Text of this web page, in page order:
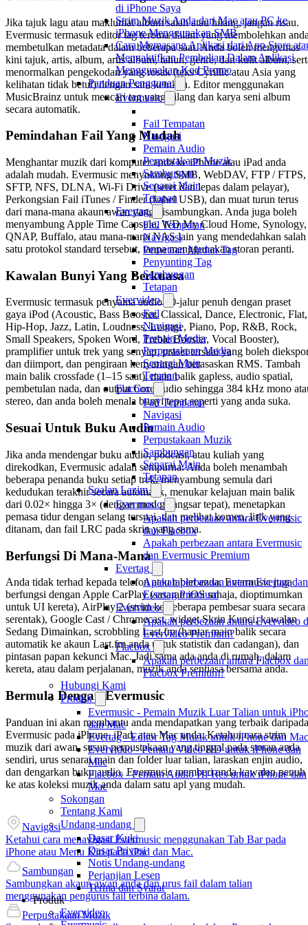
di iPhone Saya
Strim Muzik Anda dari Mac atau PC ke
iPhone Menggunakan SMB
Cara Memasang Aplikasi dari App Store
Mengaktifkan Pembelian Dalam Aplikasi
Menggunakan Kod Promo
Panduan Pengguna
Evermusic
Fail Tempatan
Navigasi
Pemain Audio
Perpustakaan Muzik
Sambungan
Senarai Main
Tetapan
Evertag
Fail Tempatan
Navigasi
Pemetaan Medan Tag
Penyunting Tag
Sambungan
Tetapan
Evervideo
Fail
Navigasi
Pemain Media
Perpustakaan Media
Senarai Main
Tetapan
Flacbox
Fail Tempatan
Navigasi
Pemain Audio
Perpustakaan Muzik
Sambungan
Senarai Main
Tetapan
Soalan Lazim
Evermusic
Apakah perbezaan antara Evermusic
dan Flacbox
Apakah perbezaan antara Evermusic
dan Evermusic Premium
Evertag
Apakah perbezaan antara Evertag dan
Evertag Premium
Evervideo
Apakah perbezaan antara Evervideo
Evervideo Premium?
Flacbox
Apakah perbezaan antara Flacbox
Flacbox Premium?
Hubungi Kami
Produk
Evermusic - Pemain Muzik Luar Talian untuk
dan Mac
Evertag - Editor Tag Muzik untuk iPhone dan Mac
Evervideo - Pemain Video HD untuk iPhone dan
Mac
Flacbox - Pemain Audio Hi-Res untuk iPhone dan
Mac
Sokongan
Tentang Kami
Undang-undang
Dasar Kuki
Dasar Privasi
Notis Undang-undang
Perjanjian Lesen
Terma dan Syarat
Produk
Evervideo
Jika tajuk lagu atau maklumat album salah atau hilang, jangan risau.
Evermusic termasuk editor tag terbina dalam yang membolehkan
membetulkan metadata dalam beberapa saat. Anda boleh mengemas
kini tajuk, artis, album, artis album, tahun, genre, dan kulit album,
menormalkan pengekodan yang rosak (teks Cyrillic atau Asia yang
kelihatan tidak betul) dengan satu ketukan. Editor menggunakan
MusicBrainz untuk mencari tag yang hilang dan karya seni album
secara automatik.
Pemindahan Fail Yang Mudah
Menghantar muzik dari komputer anda ke iPhone atau iPad anda
adalah mudah. Evermusic menyokong SMB, WebDAV, FTP / FTPS,
SFTP, NFS, DLNA, Wi-Fi Drive (seret dan lepas dalam pelayar),
Perkongsian Fail iTunes / Finder (kabel USB), dan muat turun terus
dari mana-mana akaun awan yang disambungkan. Anda juga boleh
menyambung Apple Time Capsule, WD My Cloud Home, Synology,
QNAP, Buffalo, atau mana-mana NAS lain yang mendedahkan salah
satu protokol standard tersebut, tanpa menggunakan storan peranti.
Kawalan Bunyi Yang Berkuasa
Evermusic termasuk penyama audio 10-jalur penuh dengan praset
gaya iPod (Acoustic, Bass Booster, Classical, Dance, Electronic, Flat,
Hip-Hop, Jazz, Latin, Loudness, Lounge, Piano, Pop, R&B, Rock,
Small Speakers, Spoken Word, Treble Booster, Vocal Booster),
pramplifier untuk trek yang senyap, praset tersuai yang boleh
dan diimport, dan pengiraan kenyaringan berasaskan RMS. Tambah
main balik crossfade (1–15 saat), main balik gapless, audio spatial,
pembetulan nada, dan output CoreAudio sehingga 384 kHz mono
stereo, dan anda boleh menala bunyi tepat seperti yang anda suka.
Sesuai Untuk Buku Audio
Jika anda mendengar buku audio, podcast, atau kuliah yang
direkodkan, Evermusic adalah sempurna. Anda boleh menambah
beberapa penanda buku setiap trek, menyambung semula dari
kedudukan terakhir secara automatik, menukar kelajuan main balik
dari 0.02× hingga 3× (dengan mod gelangsar tepat), menetapkan
pemasa tidur dengan selang tersuai, dan melihat komen, lirik yang
ditanam, dan fail LRC pada skrin yang sama.
Berfungsi Di Mana-Mana
Anda tidak terhad kepada telefon atau tablet anda. Evermusic juga
berfungsi dengan Apple CarPlay (sasaran iOS sahaja, dioptimumkan
untuk UI kereta), AirPlay 2 (strim ke beberapa pembesar suara secara
serentak), Google Cast / Chromecast, widget Skrin Kunci, kawalan
Sedang Dimainkan, scrobbling Last.fm (hantar main balik secara
automatik ke akaun Last.fm anda untuk statistik dan cadangan), dan
pintasan papan kekunci Mac. Jadi sama ada anda di rumah, dalam
kereta, atau dalam perjalanan, muzik anda sentiasa bersama anda.
Bermula Dengan Evermusic
Panduan ini akan membantu anda mendapatkan yang terbaik daripada
Evermusic pada iPhone, iPad, atau Mac anda. Ketahui cara strim
muzik dari awan, susun perpustakaan yang tinggal pada storan anda
sendiri, urus senarai main dan folder luar talian, laraskan enjin audio,
dan dengarkan buku audio. Evermusic memberi anda kawalan penuh
ke atas koleksi muzik anda dalam satu apl yang mudah.
Navigasi
Ketahui cara menavigasi Evermusic menggunakan Tab Bar pada
iPhone atau Menu Kiri pada iPad dan Mac.
Sambungan
Sambungkan akaun awan anda dan urus fail dalam talian
menggunakan pengurus fail terbina dalam.
Perpustakaan Muzik